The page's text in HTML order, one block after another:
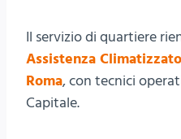
Il servizio di quartiere
Assistenza
Roma, con tecnici
Capitale.